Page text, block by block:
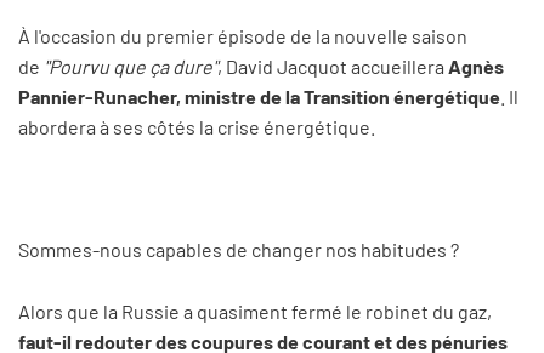
À l'occasion du premier épisode de la nouvelle saison
de "Pourvu que ça dure", David Jacquot accueillera Agnès
Pannier-Runacher, ministre de la Transition énergétique . Il
abordera à ses côtés la crise énergétique.
Sommes-nous capables de changer nos habitudes ?
Alors que la Russie a quasiment fermé le robinet du gaz,
faut-il redouter des coupures de courant et des pénuries